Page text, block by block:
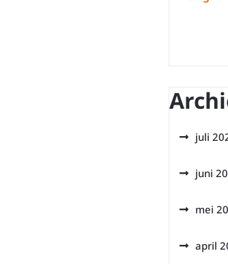
juli
juni
mei
april